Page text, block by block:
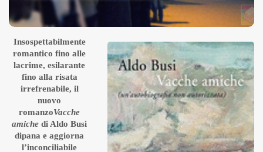
Insospettabilmente
romantico fino alle
lacrime, esilarante
fino alla risata
irrefrenabile, il
nuovo
romanzoVacche
amiche di Aldo Busi
dipana e aggiorna
l’inconciliabile